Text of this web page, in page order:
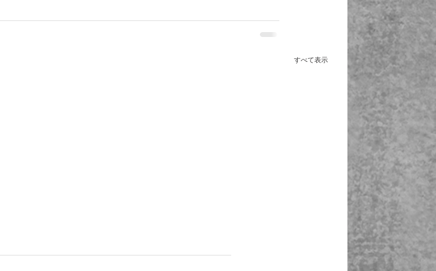
すべて表示